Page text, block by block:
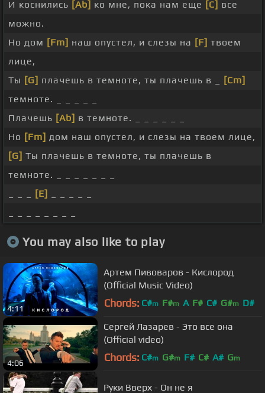
И коснились [Ab] ко мне, пока нам еще [C] все
можно.
Но дом [Fm] наш опустел, и слезы на [F] твоем
лице,
Ты [G] плачешь в темноте, ты плачешь в _
[Cm]
темноте. _ _ _ _ _
Плачешь [Ab] в темноте. _ _ _ _ _ _
Но [Fm] дом наш опустел, и слезы на твоем лице,
[G] Ты плачешь в темноте, ты плачешь в
темноте. _ _ _ _ _ _ _
[E]
You may also like to play
4:11
Артем Пивоваров - Кислород
(Official Music Video)
Chords: C#m F#m A F# C# G#m D#
4:06
Сергей Лазарев - Это все она
(Official video)
Chords: C#m G#m F# C# A# Gm
Руки Вверх - Он не я